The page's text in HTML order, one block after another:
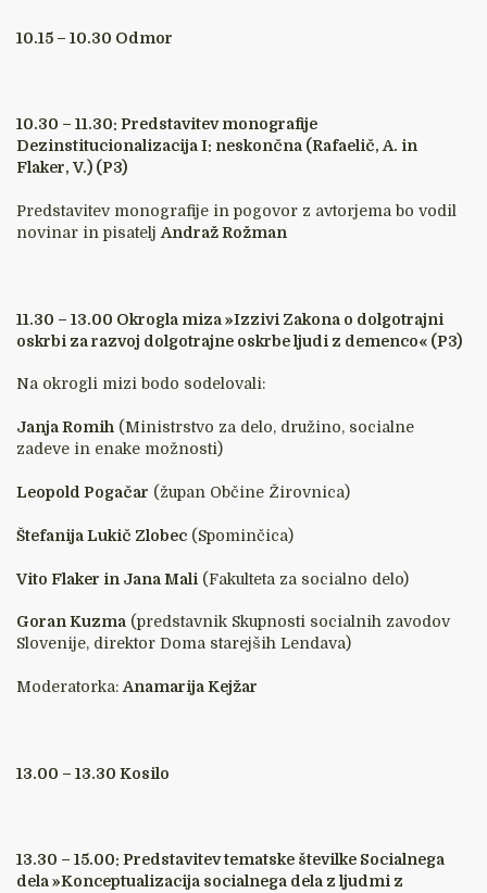
10.15 – 10.30 Odmor
10.30 – 11.30: Predstavitev monografije
Dezinstitucionalizacija I: neskončna (Rafaelič, A. in
Flaker, V.) (P3)
Predstavitev monografije in pogovor z avtorjema bo vodil
novinar in pisatelj Andraž Rožman
11.30 – 13.00 Okrogla miza »Izzivi Zakona o dolgotrajni
oskrbi za razvoj dolgotrajne oskrbe ljudi z demenco« (P3)
Na okrogli mizi bodo sodelovali:
Janja Romih (Ministrstvo za delo, družino, socialne
zadeve in enake možnosti)
Leopold Pogačar (župan Občine Žirovnica)
Štefanija Lukič Zlobec (Spominčica)
Vito Flaker in Jana Mali (Fakulteta za socialno delo)
Goran Kuzma (predstavnik Skupnosti socialnih zavodov
Slovenije, direktor Doma starejših Lendava)
Moderatorka:Anamarija Kejžar
13.00 – 13.30 Kosilo
13.30 – 15.00: Predstavitev tematske številke Socialnega
dela »Konceptualizacija socialnega dela z ljudmi z